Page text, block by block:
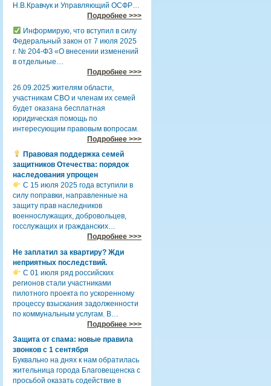
Н.В.Кравчук и Управляющий ОСФР…
Подробнее >>>
Информирую, что вступил в силу
Федеральный закон от 7 июля 2025
г. № 204-ФЗ «О внесении изменений
в отдельные…
Подробнее >>>
26.09.2025 жителям области,
участникам СВО и членам их семей
будет оказана бесплатная
юридическая помощь по
интересующим правовым вопросам.
Подробнее >>>
Правовая поддержка семей
защитников Отечества: порядок
наследования упрощен
С 15 июля 2025 года вступили в
силу поправки, направленные на
защиту прав наследников
военнослужащих, добровольцев,
госслужащих и гражданских…
Подробнее >>>
Не заплатил за квартиру? Жди
неприятных последствий.
С 01 июля ряд российских
регионов стали участниками
пилотного проекта по ускоренному
процессу взыскания задолженности
по коммунальным услугам. В…
Подробнее >>>
Защита от спама: новые правила
звонков с 1 сентября
Буквально на днях к нам обратилась
жительница города Благовещенска с
просьбой оказать содействие в